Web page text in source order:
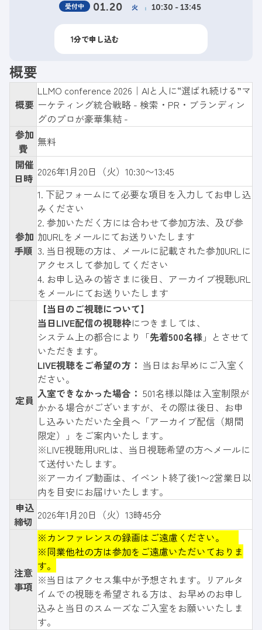
受付中 01.20 火 10:30 - 13:45
1分で申し込む
概要
概要
LLMO conference 2026｜AIと人に“選ばれ続ける”マ
ーケティング統合戦略 - 検索・PR・ブランディン
グのプロが豪華集結 -
参加
費
無料
開催
日時 2026年1月20日（火）10:30〜13:45
参加
手順
1. 下記フォーム にて必要な項目を入力してお申し込
みください
2. 参加いただく方には合わせて参加方法、及び参
加URLをメールにてお送りいたします
3. 当日視聴の方は、メールに記載された参加URLに
アクセスして参加してください
4. お申し込みの皆さまに後日、アーカイブ視聴URL
をメールにてお送りいたします
定員
【当日のご視聴について】
当日LIVE配信の視聴枠につきましては、
システム上の都合により「先着500名様 」とさせて
いただきます。
LIVE視聴をご希望の方： 当日はお早めにご入室く
ださい。
入室できなかった場合： 501名様以降は入室制限が
かかる場合がございますが、その際は後日、お申
し込みいただいた全員へ「アーカイブ配信（期間
限定）」をご案内いたします。
※LIVE視聴用URLは、当日視聴希望の方へメールに
て送付いたします。
※アーカイブ動画は、イベント終了後1〜2営業日以
内を目安にお届けいたします。
申込
締切 2026年1月20日（火）13時45分
注意
事項
※カンファレンスの録画はご遠慮ください。
※同業他社の方は参加をご遠慮いただいておりま
す。
※当日はアクセス集中が予想されます。リアルタ
イムでの視聴を希望される方は、お早めのお申し
込みと当日のスムーズなご入室をお願いいたしま
す。